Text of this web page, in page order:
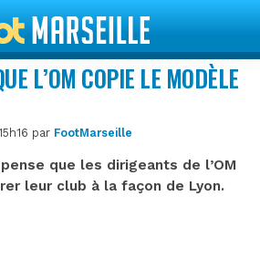
L’OM COPIE LE MODÈLE
par FootMarseille
que les dirigeants de l’OM
leur club à la façon de Lyon.